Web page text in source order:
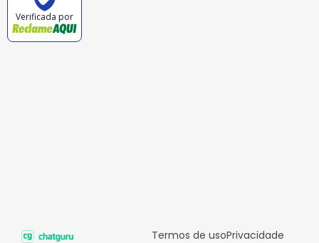
Verificada por
Termos de usoPrivacidade